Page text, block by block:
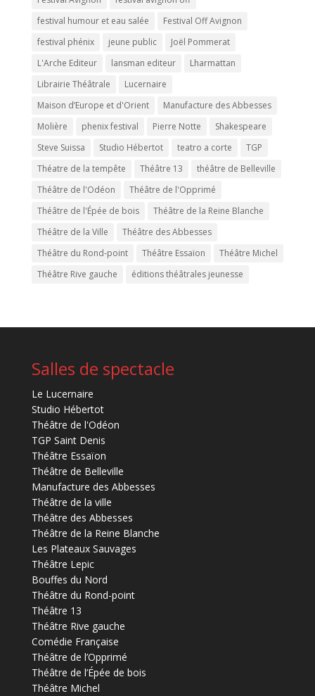
festival humour et eau salée
Festival Off Avignon
festival phénix
jeune public
Joël Pommerat
L'Arche Editeur
lansman editeur
Lharmattan
Librairie Théâtrale
Lucernaire
Maison d’Europe et d'Orient
Manufacture des Abbesses
Molière
phenix festival Pierre Notte
Shakespeare
Steve Suissa
Studio Hébertot teatro a corte
TGP
Théatre de la tempête
Théâtre 13
théâtre de Belleville
Théâtre de l'Odéon
Théâtre de l'Opprimé
Théâtre de l'Épée de bois
Théâtre de la Reine Blanche
Théâtre de la Ville
Théâtre des Abbesses
Théâtre du Rond-point
Théâtre Essaïon
Théâtre Michel
Théâtre Rive gauche
éditions théâtrales jeunesse
Salles de spectacle
Le Lucernaire
Studio Hébertot
Théâtre de l'Odéon
TGP Saint Denis
Théâtre Essaïon
Théâtre de Belleville
Manufacture des Abbesses
Théâtre de la ville
Théâtre des Abbesses
Théâtre de la Reine Blanche
Les Plateaux Sauvages
Théâtre Lepic
Bouffes du Nord
Théâtre du Rond-point
Théâtre 13
Théâtre Rive gauche
Comédie Française
Théâtre de l’Opprimé
Théâtre de l’Épée de bois
Théâtre Michel